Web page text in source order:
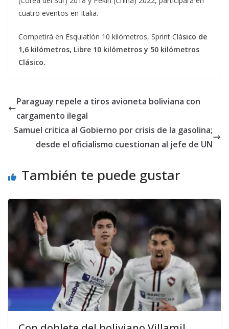
cuatro eventos en Italia.
Competirá en Esquiatlón 10 kilómetros, Sprint Clásico de
1,6 kilómetros, Libre 10 kilómetros y 50 kilómetros
Clásico.
Paraguay repele a tiros avioneta boliviana con
cargamento ilegal
Samuel critica al Gobierno por crisis de la gasolina;
desde el oficialismo cuestionan al jefe de UN
También te puede gustar